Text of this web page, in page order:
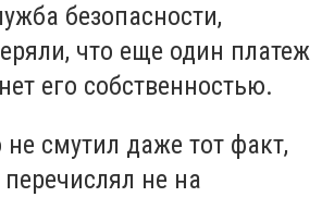
безопасности,
что еще один платеж
его собственностью.
смутил даже тот факт,
не на